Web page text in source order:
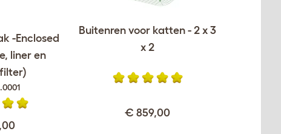
-Enclosed
liner en
Buitenren voor katten - 2 x 3
x 2
€ 859,00